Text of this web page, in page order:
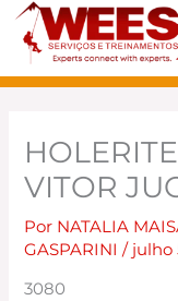
para
conteúdo
VITOR
Por NATALIA
GASPARINI/ julho
3080